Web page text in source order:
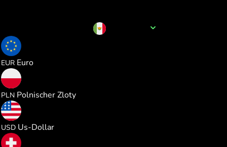
EUR Euro
PLN Polnischer Zloty
USD Us-Dollar